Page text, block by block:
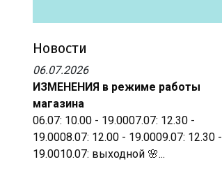
Новости
06.07.2026
ИЗМЕНЕНИЯ в режиме работы
магазина
06.07: 10.00 - 19.0007.07: 12.30 -
19.0008.07: 12.00 - 19.0009.07: 12.30 -
19.0010.07: выходной 🌸...